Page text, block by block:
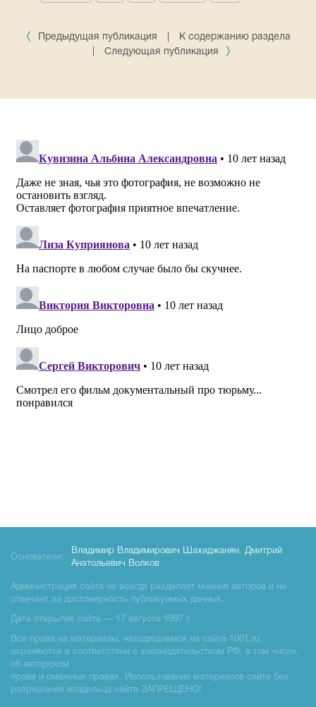
Предыдущая публикация
К содержанию раздела
Следующая публикация
Основатели:
Владимир Владимирович Шахиджанян, Дмитрий
Анатольевич Волков
Администрация сайта не всегда разделяет мнения авторов и не
отвечает за достоверность публикуемых данных.
Дата открытия сайта — 17 августа 1997 г.
Все права на материалы, находящиемся на сайте 1001.ru,
охраняются в соответствии с законодательством РФ, в том числе,
об авторском
праве и смежных правах. Использование материалов сайте без
разрешения владельца сайта ЗАПРЕЩЕНО!